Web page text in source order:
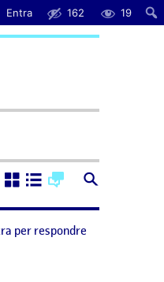
Entra 162 19
Descendent
per respondre